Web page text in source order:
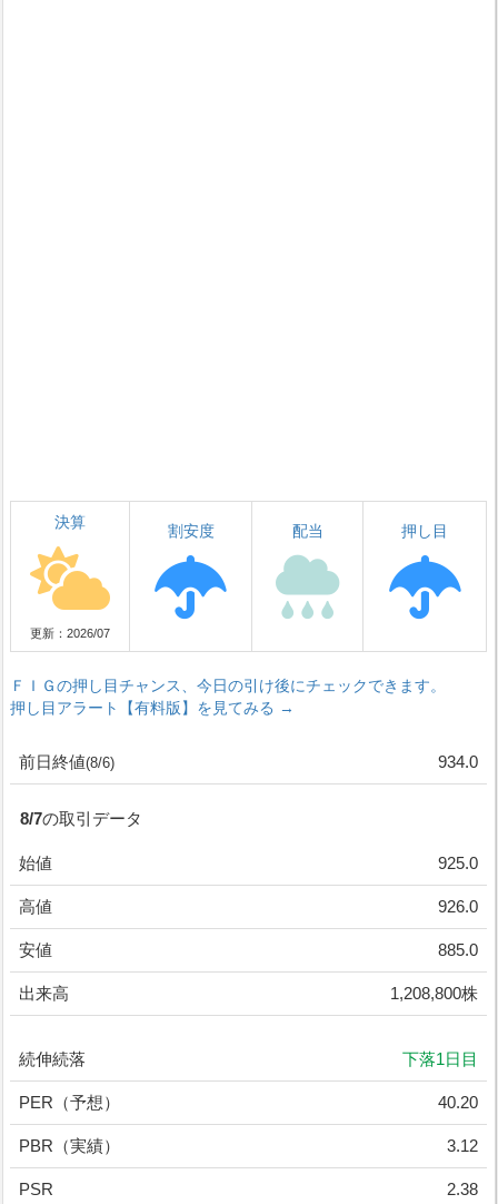
決算
更新：2026/07
割安度 配当 押し目
ＦＩＧの押し目チャンス、今日の引け後にチェックできます。
押し目アラート【有料版】を見てみる →
前日終値(8/6) 934.0
8/7の取引データ
始値 925.0
高値 926.0
安値 885.0
出来高 1,208,800株
続伸続落 下落1日目
PER（予想） 40.20
PBR（実績） 3.12
PSR 2.38